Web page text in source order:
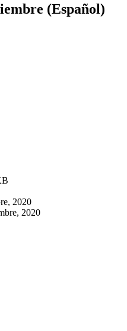
(Español)
2020
2020